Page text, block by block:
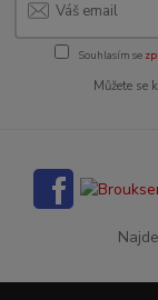
Souhlasím se
Můžete